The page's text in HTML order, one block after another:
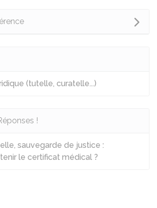
(tutelle, curatelle...)
!
sauvegarde de justice :
le certificat médical ?